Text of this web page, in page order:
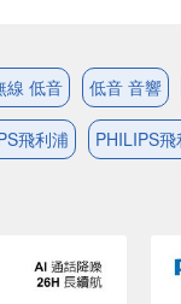
線 低音 低音 音響
飛利浦 PHILIPS